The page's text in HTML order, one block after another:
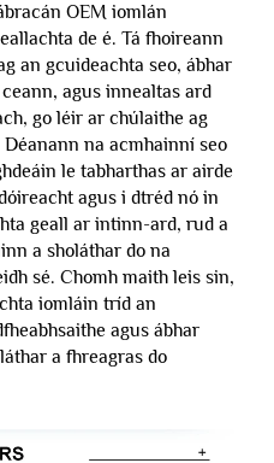
OEM iomlán
de é. Tá fhoireann
an gcuideachta seo, ábhar
agus innealtas ard
go léir ar chúlaithe ag
na acmhainní seo
le tabharthas ar airde
agus i dtréd nó in
geall ar intinn-ard, rud a
a sholáthar do na
sé. Chomh maith leis sin,
iomláin tríd an
agus ábhar
a fhreagras do